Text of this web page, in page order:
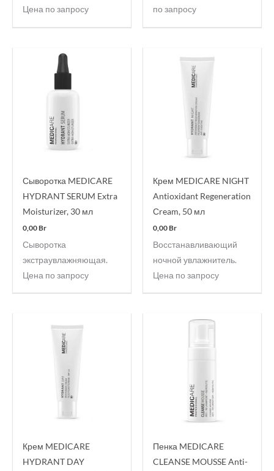
Цена по запросу по запросу
Сыворотка MEDICARE
HYDRANT SERUM Extra
Moisturizer, 30 мл
0,00Br
Сыворотка
экстраувлажняющая.
Цена по запросу
Крем MEDICARE NIGHT
Antioxidant Regeneration
Сream, 50 мл
0,00Br
Восстанавливающий
ночной увлажнитель.
Цена по запросу
Крем MEDICARE
HYDRANT DAY
Пенка MEDICARE
CLEANSE MOUSSE Anti-